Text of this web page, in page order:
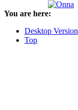
You are here:
Desktop Version
Top